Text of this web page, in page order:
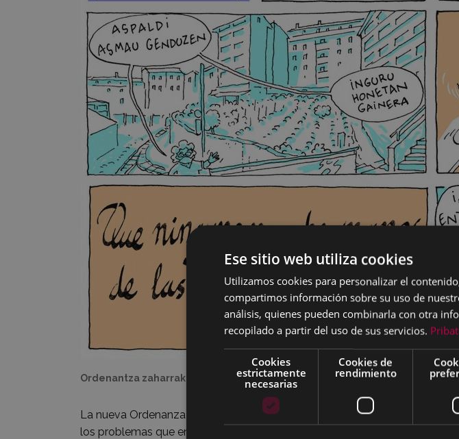
Ordenantza zaharrak (Jose Antonio Azpilikueta)
La nueva Ordenanza (
) tenía 89 capítulos y, como afirma el historiador
los problemas que en diferentes etapas de la época medieval afectaron a
Ese sitio web utiliza cookies
Utilizamos cookies para personalizar el
compartimos información sobre su uso de
análisis, quienes pueden combinarla con otra
recopilado a partir del uso de sus servicios.
Cookies
estrictamente
necesarias
Cookies de
rendimiento